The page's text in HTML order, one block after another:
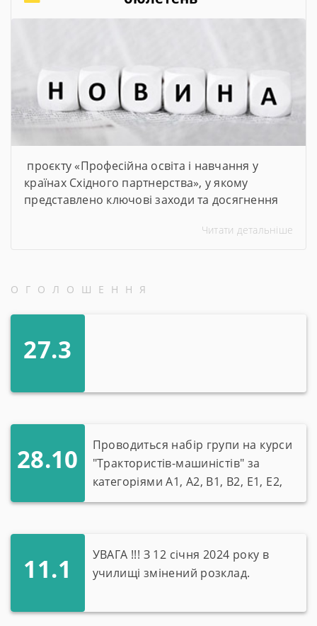
проєкту «Професійна освіта і навчання у
країнах Східного партнерства», у якому
представлено ключові заходи та досягнення
Читати детальніше
ОГОЛОШЕННЯ
27.3
28.10
Проводиться набір групи на курси
"Трактористів-машиністів" за
категоріями А1, А2, В1, В2, Е1, Е2,
D1, G1, G2, H
11.1
УВАГА !!! З 12 січня 2024 року в
училищі змінений розклад.